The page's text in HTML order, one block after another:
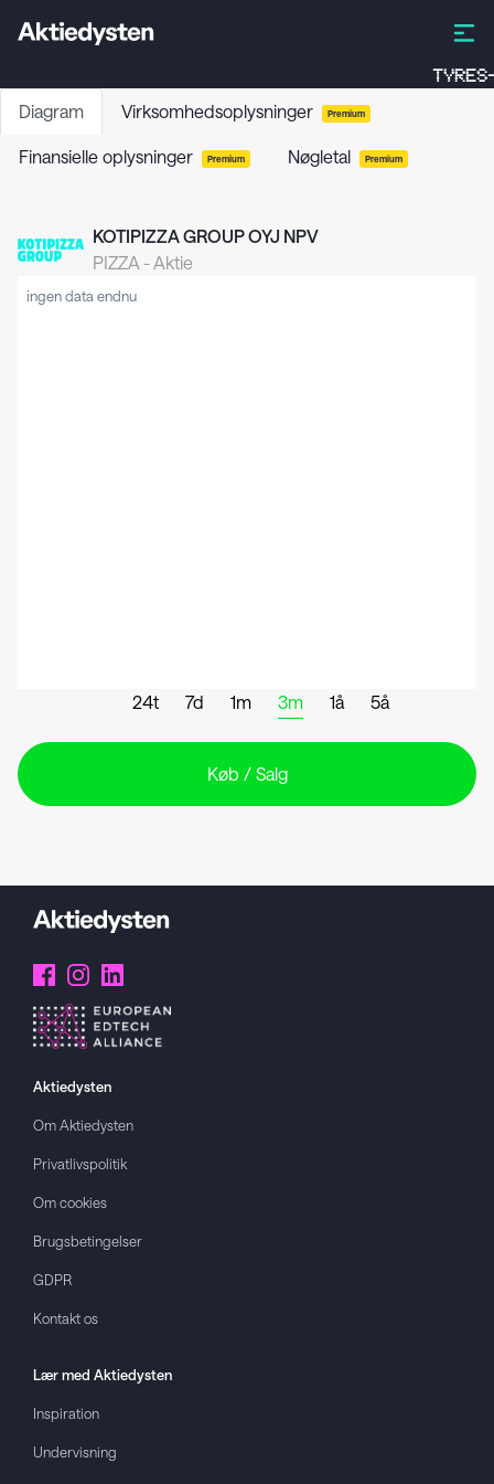
Diagram Virksomhedsoplysninger Premium
Finansielle oplysninger Premium Nøgletal Premium
KOTIPIZZA GROUP OYJ NPV
PIZZA -Aktie
ingen data endnu
24t 7d 1m 3m 1å 5å
Køb / Salg
Aktiedysten
Om Aktiedysten
Privatlivspolitik
Om cookies
Brugsbetingelser
GDPR
Kontakt os
Lær med Aktiedysten
Inspiration
Undervisning